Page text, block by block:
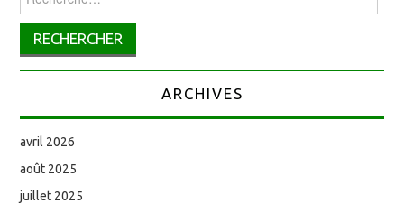
ARCHIVES
avril 2026
août 2025
juillet 2025